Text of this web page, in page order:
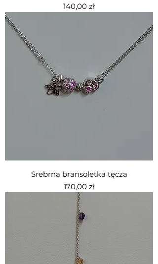
Cena
140,00 zł
Srebrna bransoletka tęcza
Cena
170,00 zł